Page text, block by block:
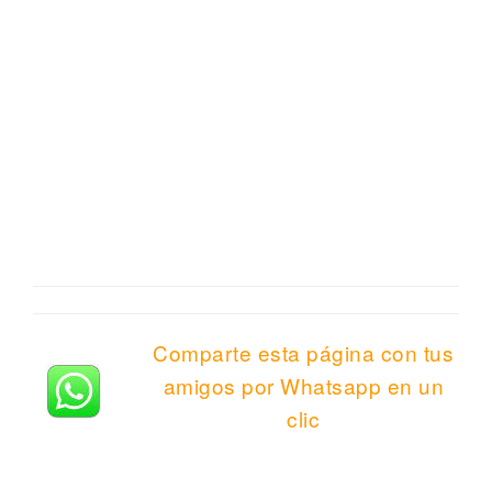
Comparte esta página con tus
amigos por Whatsapp en un
clic